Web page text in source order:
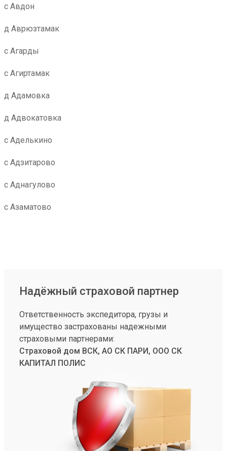
с Авдон
д Аврюзтамак
с Агарды
с Агиртамак
д Адамовка
д Адвокатовка
с Аделькино
с Адзитарово
с Аднагулово
с Азаматово
Надёжный страховой партнер
Ответственность экспедитора, грузы и
имущество застрахованы надежными
страховыми партнерами:
Страховой дом ВСК, АО СК ПАРИ, ООО СК
КАПИТАЛ ПОЛИС